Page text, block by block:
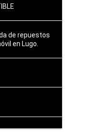
de repuestos
en Lugo.